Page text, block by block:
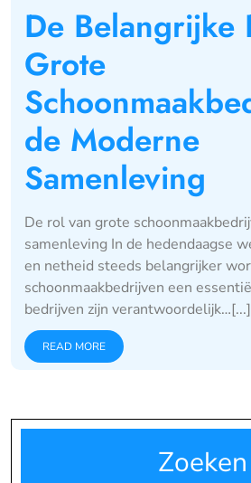
De Belangrijke
Grote
de Moderne
Samenleving
De rol van grote
samenleving In de hedendaagse
en netheid steeds belangrijker
schoonmaakbedrijven een
bedrijven zijn verantwoordelijk…[...]
READ MORE
Zoeken